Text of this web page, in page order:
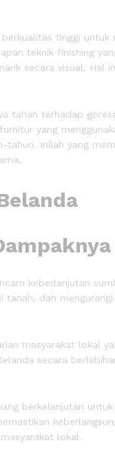
tinggi untuk
teknik finishing
secara visual. Hal
tahan terhadap
yang
Inilah yang
keberlanjutan
tanah, dan
masyarakat lokal
secara
berkelanjutan
lokal.